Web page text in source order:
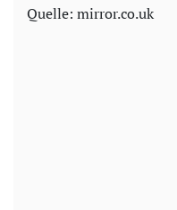
Quelle: mirror.co.uk